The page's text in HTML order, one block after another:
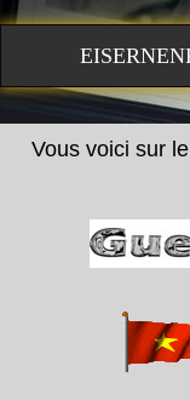
Vous voici sur